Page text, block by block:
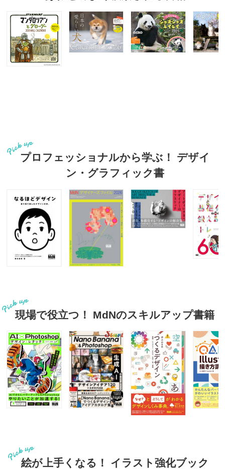
プロフェッショナルから学ぶ！ デザイ
ン・グラフィック書
現場で役立つ！ MdNのスキルアップ書籍
絵が上手くなる！ イラスト強化ブック